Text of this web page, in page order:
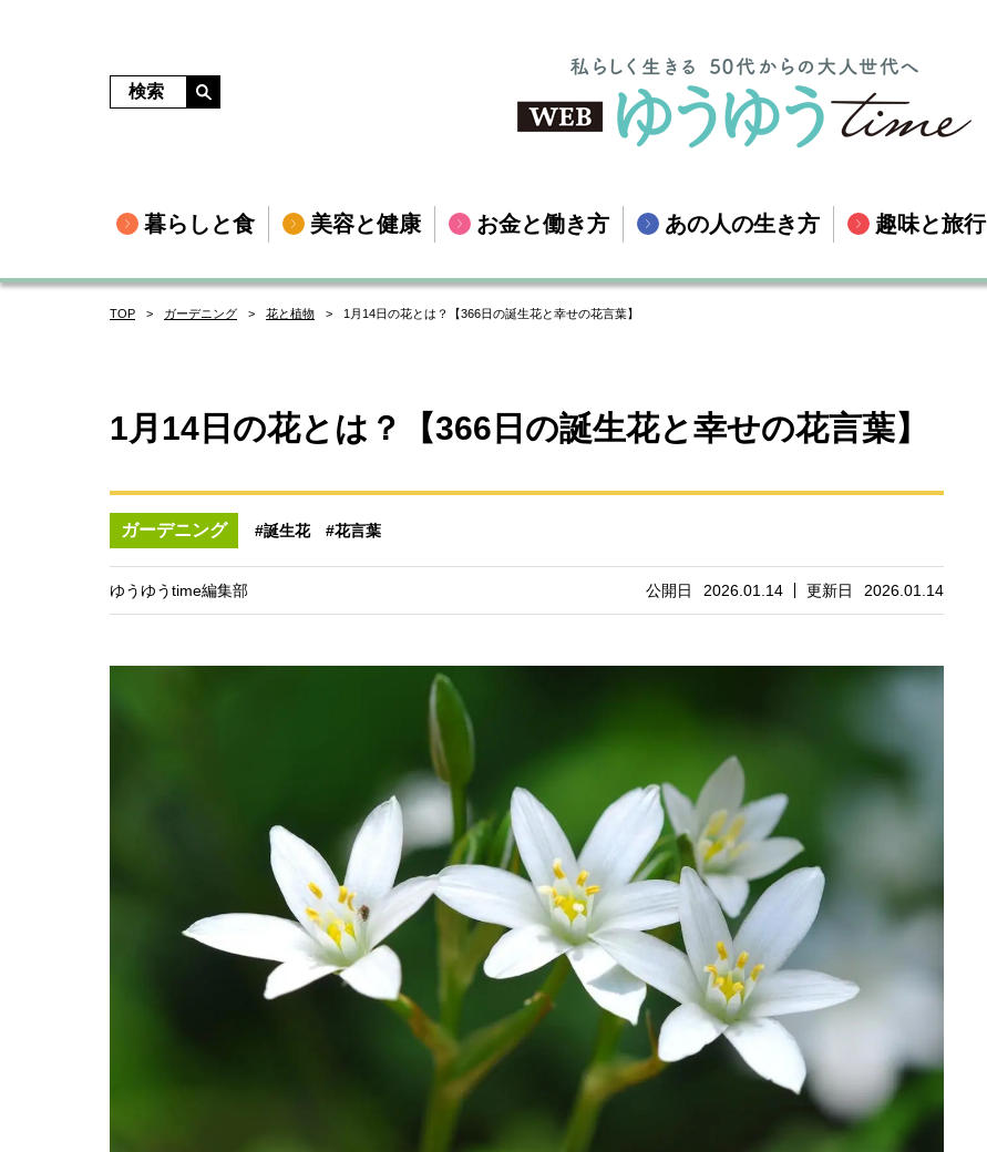
暮らしと食 美容と健康 お金と働き方 あの人の生き方 趣味と旅行
TOP ガーデニング 花と植物 1月14日の花とは？【366日の誕生花と幸せの花言葉】
1月14日の花とは？【366日の誕生花と幸せの花言葉】
ガーデニング #誕生花 #花言葉
公開日 2026.01.14 更新日 2026.01.14
ゆうゆうtime編集部